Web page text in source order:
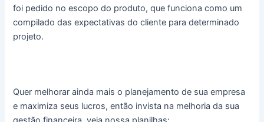
foi pedido no escopo do produto, que funciona como um
compilado das expectativas do cliente para determinado
projeto.
Quer melhorar ainda mais o planejamento de sua empresa
e maximiza seus lucros, então invista na melhoria da sua